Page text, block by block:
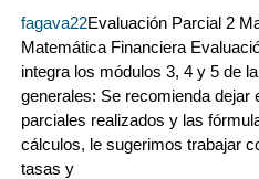
fagava22Evaluación Parcial 2
Matemática Financiera
integra los módulos 3, 4 y 5 de
generales: Se recomienda dejar
parciales realizados y las
cálculos, le sugerimos trabajar
tasas y